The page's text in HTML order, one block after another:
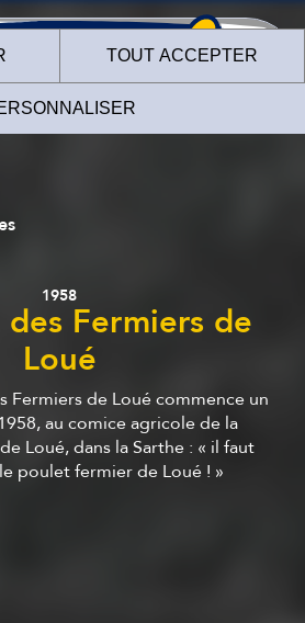
1958
Fermiers de
Loué
Fermiers de Loué commence un
au comice agricole de la
Loué, dans la Sarthe : « il faut
poulet fermier de Loué ! »
de Loué
cookies !
pour nous assurer du bon
site et à des fins analytiques. Vous
à tout moment en cliquant sur l'icône
de notre site. En autorisant ces
le dépôt et la lecture de
TOUT ACCEPTER